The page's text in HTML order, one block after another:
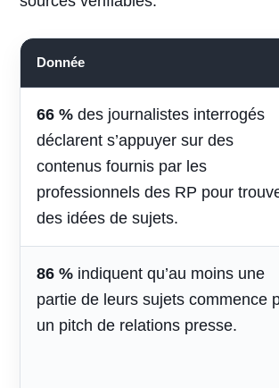
Donnée
66 % des journalistes interrogés
déclarent s’appuyer sur des
contenus fournis par les
professionnels des RP pour
des idées de sujets.
86 % indiquent qu’au moins une
partie de leurs sujets commence
un pitch de relations presse.